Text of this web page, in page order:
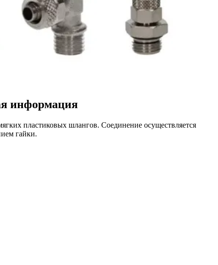
информация
пластиковых шлангов. Соединение осуществляется
гайки.